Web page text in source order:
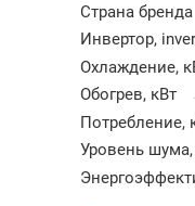
Страна бренда
Инвертор,
Охлаждение,
Обогрев, кВт
Потребление,
Уровень